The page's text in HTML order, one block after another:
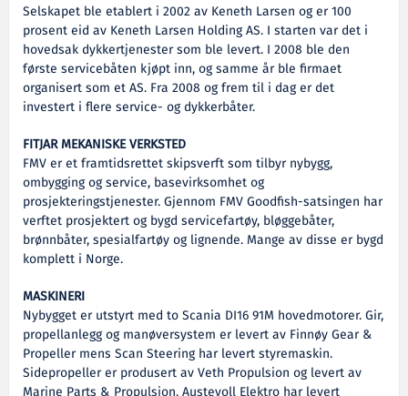
Selskapet ble etablert i 2002 av Keneth Larsen og er 100
prosent eid av Keneth Larsen Holding AS. I starten var det i
hovedsak dykkertjenester som ble levert. I 2008 ble den
første servicebåten kjøpt inn, og samme år ble firmaet
organisert som et AS. Fra 2008 og frem til i dag er det
investert i flere service- og dykkerbåter.
FITJAR MEKANISKE VERKSTED
FMV er et framtidsrettet skipsverft som tilbyr nybygg,
ombygging og service, basevirksomhet og
prosjekteringstjenester. Gjennom FMV Goodfish-satsingen har
verftet prosjektert og bygd servicefartøy, bløggebåter,
brønnbåter, spesialfartøy og lignende. Mange av disse er bygd
komplett i Norge.
MASKINERI
Nybygget er utstyrt med to Scania DI16 91M hovedmotorer. Gir,
propellanlegg og manøversystem er levert av Finnøy Gear &
Propeller mens Scan Steering har levert styremaskin.
Sidepropeller er produsert av Veth Propulsion og levert av